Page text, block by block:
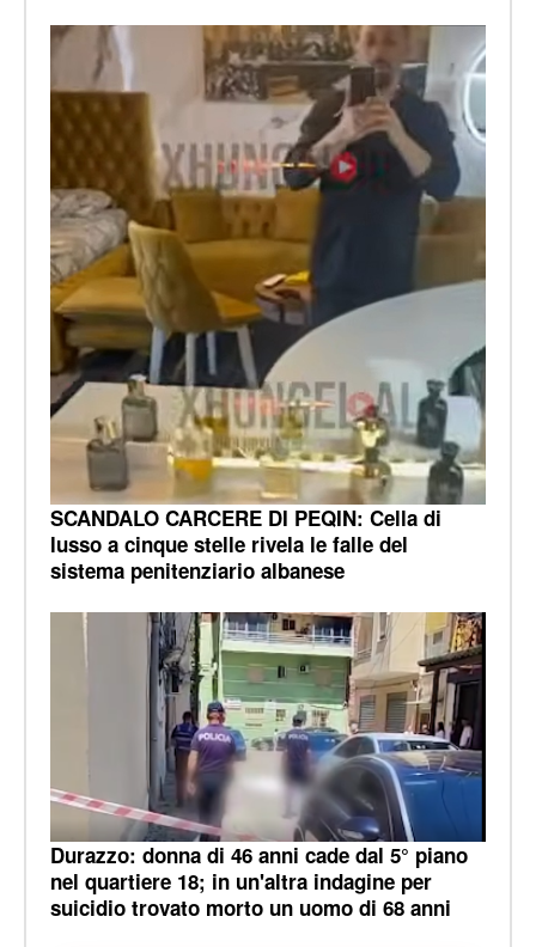
SCANDALO CARCERE DI PEQIN: Cella di
lusso a cinque stelle rivela le falle del
sistema penitenziario albanese
Durazzo: donna di 46 anni cade dal 5° piano
nel quartiere 18; in un'altra indagine per
suicidio trovato morto un uomo di 68 anni